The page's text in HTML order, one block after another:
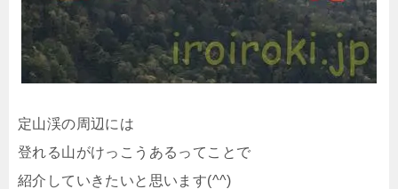
定山渓の周辺には
登れる山がけっこうあるってことで
紹介していきたいと思います(^^)